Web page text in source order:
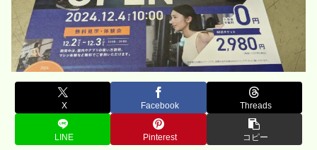
X Facebook Threads
LINE Pinterest コピー